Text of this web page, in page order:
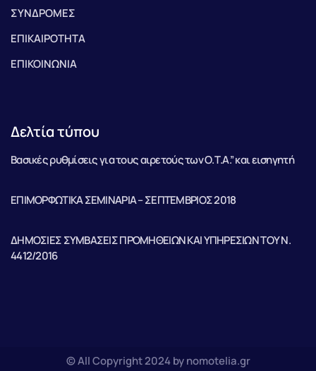
ΣΥΝΔΡΟΜΕΣ
ΕΠΙΚΑΙΡΟΤΗΤΑ
ΕΠΙΚΟΙΝΩΝΙΑ
Δελτία τύπου
Βασικές ρυθμίσεις για τους αιρετούς των Ο.Τ.Α.” και εισηγητή
ΕΠΙΜΟΡΦΩΤΙΚΑ ΣΕΜΙΝΑΡΙΑ – ΣΕΠΤΕΜΒΡΙΟΣ 2018
ΔΗΜΟΣΙΕΣ ΣΥΜΒΑΣΕΙΣ ΠΡΟΜΗΘΕΙΩΝ ΚΑΙ ΥΠΗΡΕΣΙΩΝ ΤΟΥ Ν.
4412/2016
© All Copyright 2024 by nomotelia.gr